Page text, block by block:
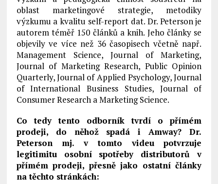
oblast marketingové strategie, metodiky
výzkumu a kvalitu self-report dat. Dr. Peterson je
autorem téměř 150 článků a knih. Jeho články se
objevily ve více než 36 časopisech včetně např.
Management Science, Journal of Marketing,
Journal of Marketing Research, Public Opinion
Quarterly, Journal of Applied Psychology, Journal
of International Business Studies, Journal of
Consumer Research a Marketing Science.
Co tedy tento odborník tvrdí o přímém
prodeji, do něhož spadá i Amway? Dr.
Peterson mj. v tomto videu potvrzuje
legitimitu osobní spotřeby distributorů v
přímém prodeji, přesně jako ostatní články
na těchto stránkách: